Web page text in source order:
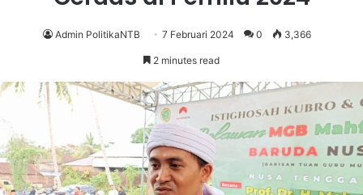
Admin PolitikaNTB 7 Februari 2024 0 3,366
2 minutes read